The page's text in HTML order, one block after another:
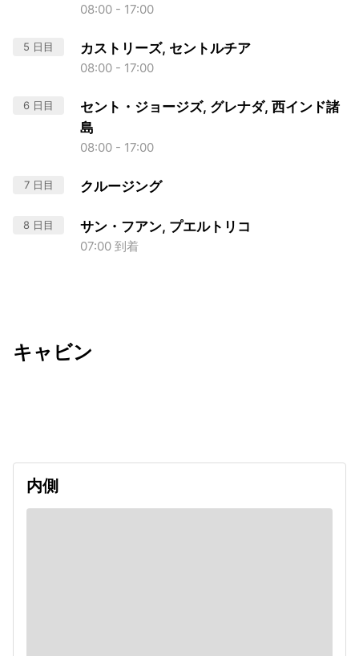
08:00 - 17:00
5 日目 カストリーズ, セントルチア
08:00 - 17:00
6 日目
セント・ジョージズ, グレナダ, 西インド諸
島
08:00 - 17:00
7 日目 クルージング
8 日目 サン・フアン, プエルトリコ
07:00 到着
キャビン
内側